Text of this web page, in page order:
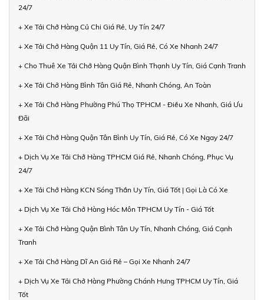
24/7
+ Xe Tải Chở Hàng Củ Chi Giá Rẻ, Uy Tín 24/7
+ Xe Tải Chở Hàng Quận 11 Uy Tín, Giá Rẻ, Có Xe Nhanh 24/7
+ Cho Thuê Xe Tải Chở Hàng Quận Bình Thạnh Uy Tín, Giá Cạnh Tranh
+ Xe Tải Chở Hàng Bình Tân Giá Rẻ, Nhanh Chóng, An Toàn
+ Xe Tải Chở Hàng Phường Phú Thọ TPHCM - Điều Xe Nhanh, Giá Ưu
Đãi
+ Xe Tải Chở Hàng Quận Tân Bình Uy Tín, Giá Rẻ, Có Xe Ngay 24/7
+ Dịch Vụ Xe Tải Chở Hàng TPHCM Giá Rẻ, Nhanh Chóng, Phục Vụ
24/7
+ Xe Tải Chở Hàng KCN Sóng Thần Uy Tín, Giá Tốt | Gọi Là Có Xe
+ Dịch Vụ Xe Tải Chở Hàng Hóc Môn TPHCM Uy Tín - Giá Tốt
+ Xe Tải Chở Hàng Quận Bình Tân Uy Tín, Nhanh Chóng, Giá Cạnh
Tranh
+ Xe Tải Chở Hàng Dĩ An Giá Rẻ – Gọi Xe Nhanh 24/7
+ Dịch Vụ Xe Tải Chở Hàng Phường Chánh Hưng TPHCM Uy Tín, Giá
Tốt